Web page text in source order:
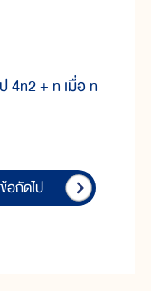
+ n เมื่อ n
อถัดไป